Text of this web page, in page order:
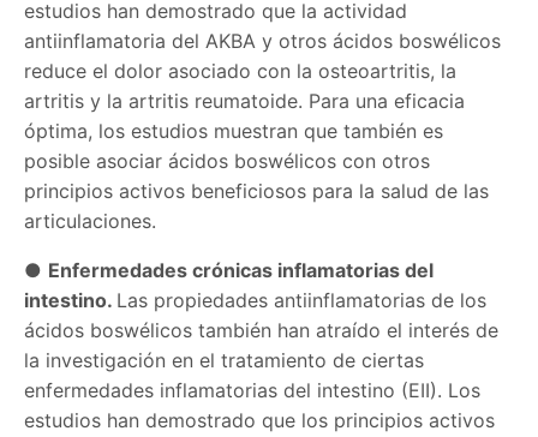
estudios han demostrado que la actividad
antiinflamatoria del AKBA y otros ácidos boswélicos
reduce el dolor asociado con la osteoartritis, la
artritis y la artritis reumatoide. Para una eficacia
óptima, los estudios muestran que también es
posible asociar ácidos boswélicos con otros
principios activos beneficiosos para la salud de las
articulaciones.
● Enfermedades crónicas inflamatorias del
intestino. Las propiedades antiinflamatorias de los
ácidos boswélicos también han atraído el interés de
la investigación en el tratamiento de ciertas
enfermedades inflamatorias del intestino (EII). Los
estudios han demostrado que los principios activos